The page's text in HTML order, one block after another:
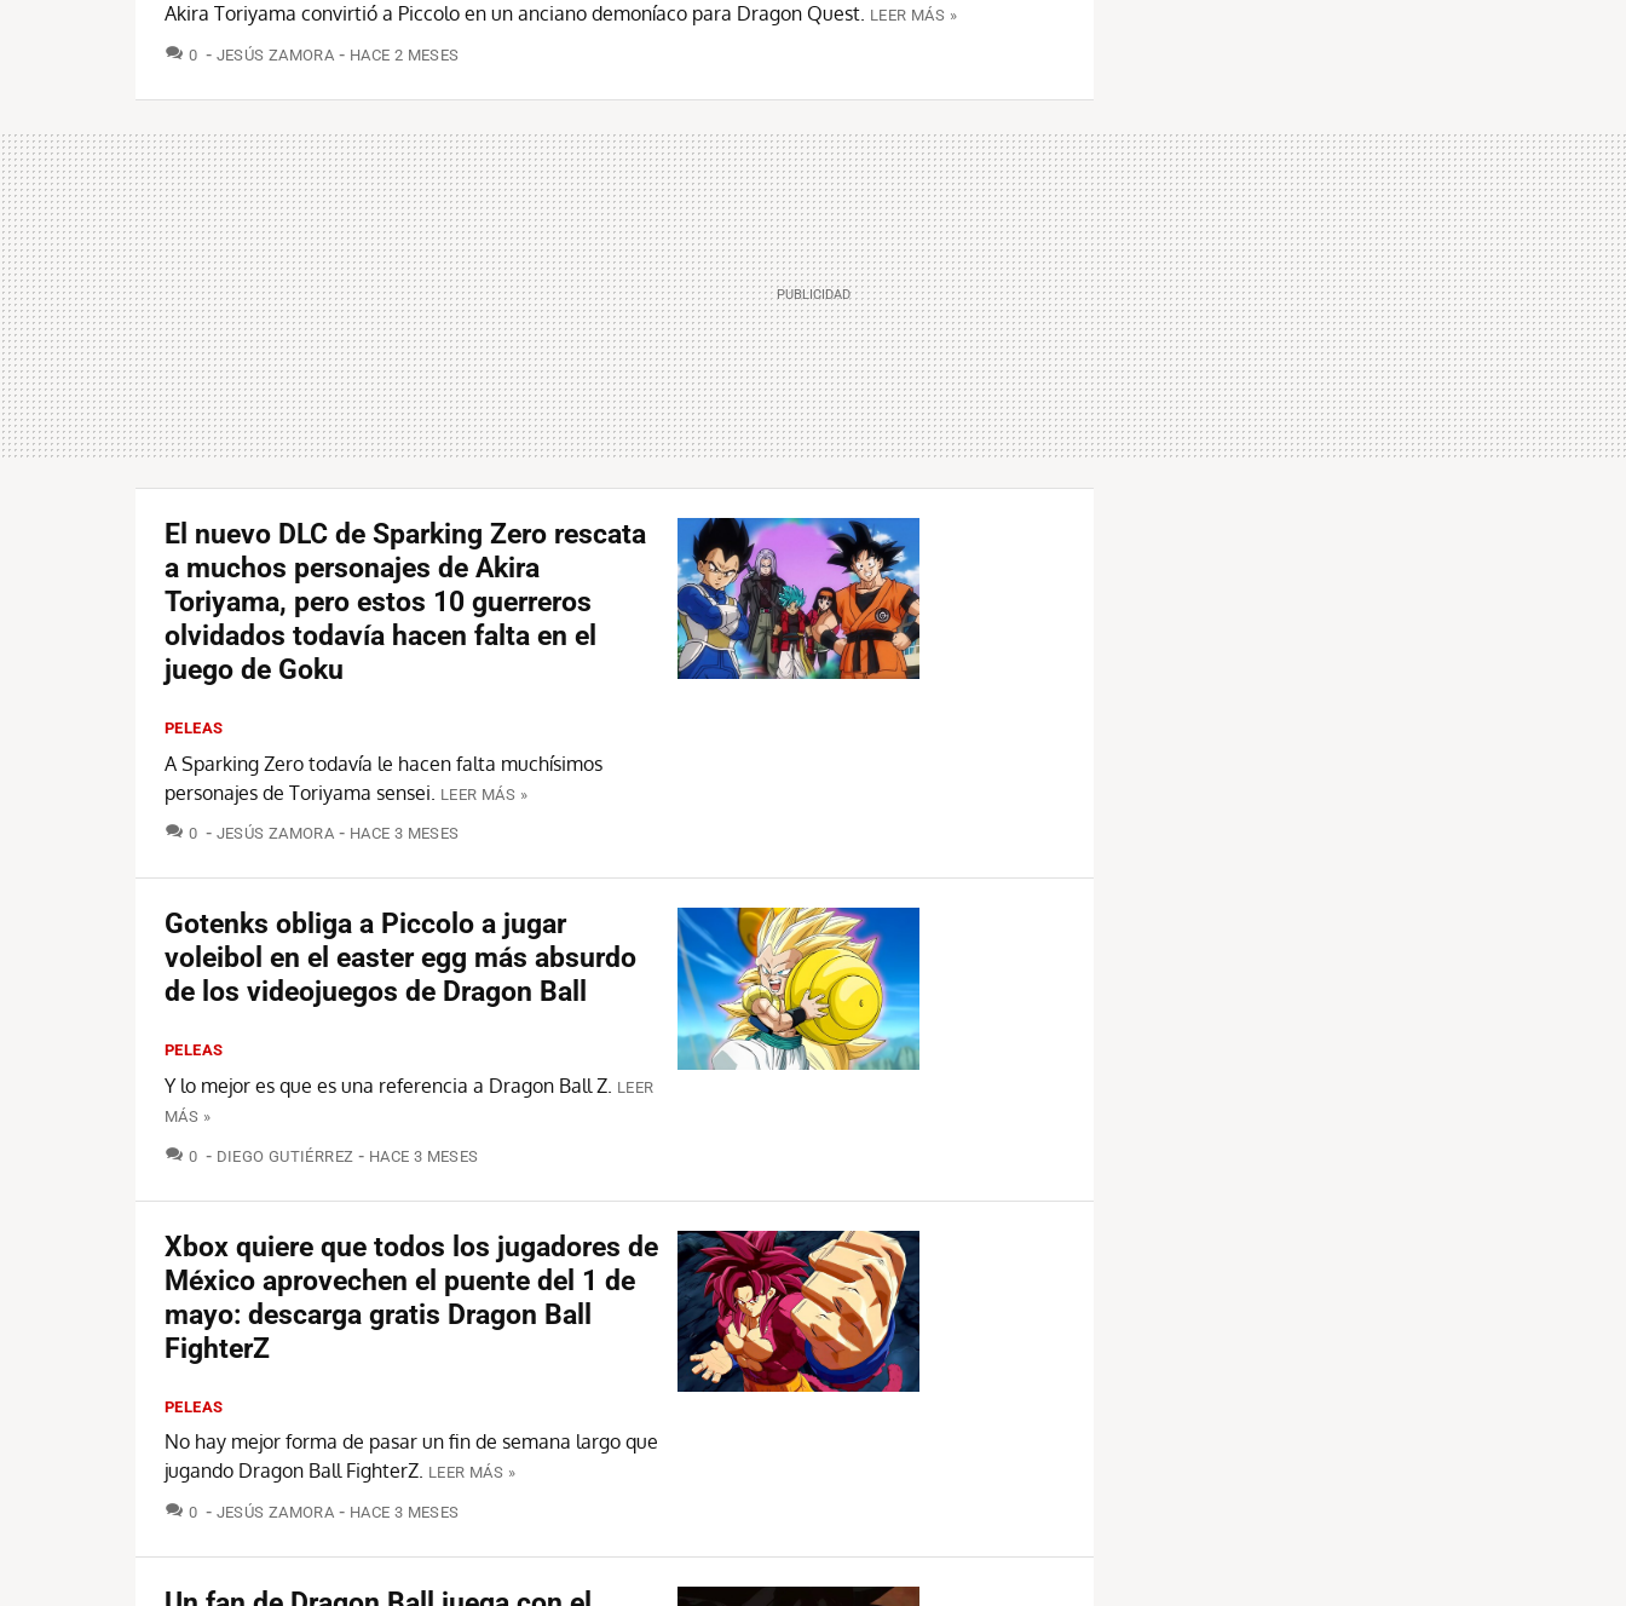
Akira Toriyama convirtió a Piccolo en un anciano demoníaco para Dragon Quest. LEER MÁS »
0 COMENTARIOS
JESÚS ZAMORA HACE 2 MESES
El nuevo DLC de Sparking Zero rescata
a muchos personajes de Akira
Toriyama, pero estos 10 guerreros
olvidados todavía hacen falta en el
juego de Goku
PELEAS
A Sparking Zero todavía le hacen falta muchísimos
personajes de Toriyama sensei.
LEER MÁS »
0 COMENTARIOS
JESÚS ZAMORA HACE 3 MESES
Gotenks obliga a Piccolo a jugar
voleibol en el easter egg más absurdo
de los videojuegos de Dragon Ball
PELEAS
Y lo mejor es que es una referencia a Dragon Ball Z. LEER
MÁS »
0 COMENTARIOS
DIEGO GUTIÉRREZ HACE 3 MESES
Xbox quiere que todos los jugadores de
México aprovechen el puente del 1 de
mayo: descarga gratis Dragon Ball
FighterZ
PELEAS
No hay mejor forma de pasar un fin de semana largo que
jugando Dragon Ball FighterZ. LEER MÁS »
0 COMENTARIOS
JESÚS ZAMORA HACE 3 MESES